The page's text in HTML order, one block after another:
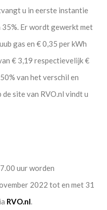
u in eerste instantie
Er wordt gewerkt met
gas en € 0,35 per kWh
€ 3,19 respectievelijk €
van het verschil en
site van RVO.nl vindt u
uur worden
2022 tot en met 31
RVO.nl.